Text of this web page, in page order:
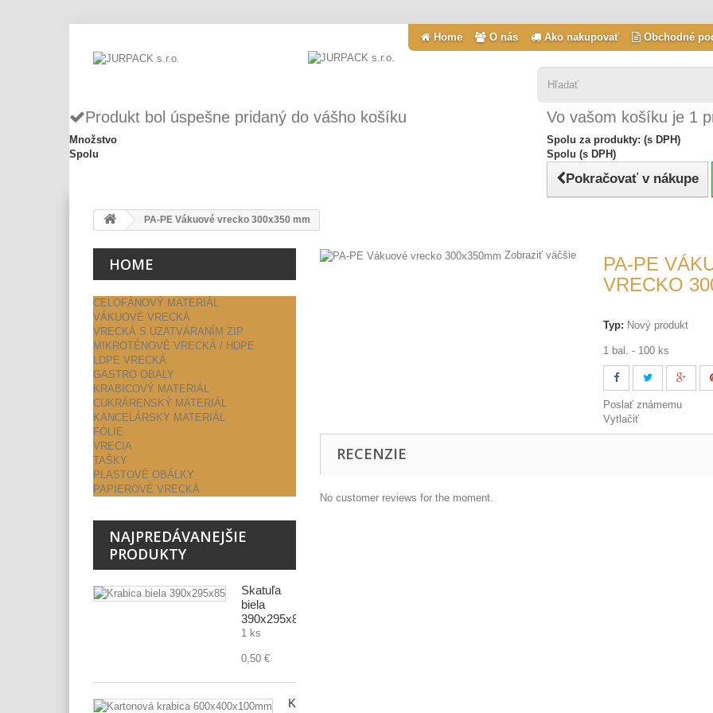
Home O nás Ako nakupovať Obchodné
Produkt bol úspešne pridaný do vášho košíku
Množstvo
Spolu
Vo vašom košíku je 1
Spolu za produkty: (s DPH)
Spolu (s DPH)
Pokračovať v nákupe
PA-PE Vákuové vrecko 300x350 mm
HOME
CELOFÁNOVÝ MATERIÁL
VÁKUOVÉ VRECKÁ
VRECKÁ S UZATVÁRANÍM ZIP
MIKROTÉNOVÉ VRECKÁ / HDPE
LDPE VRECKÁ
GASTRO OBALY
KRABICOVÝ MATERIÁL
CUKRÁRENSKÝ MATERIÁL
KANCELÁRSKY MATERIÁL
FÓLIE
VRECIA
TAŠKY
PLASTOVÉ OBÁLKY
PAPIEROVÉ VRECKÁ
NAJPREDÁVANEJŠIE
PRODUKTY
Škatuľa
biela
390x295x85
1 ks
0,50 €
Kartónová
Zobraziť väčšie
PA-PE
VRECKO
Typ: Nový produkt
1 bal. - 100 ks
Poslať známemu
Vytlačiť
RECENZIE
No customer reviews for the moment.